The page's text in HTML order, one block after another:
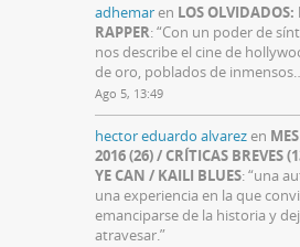
adhemaren LOS OLVIDADOS:
RAPPER: “Con un poder de
nos describe el cine de
de oro, poblados de
Ago 5, 13:49
hector eduardo alvarezen
2016 (26) / CRÍTICAS BREVES
YE CAN / KAILI BLUES: “una
una experiencia en la que
emanciparse de la historia y
atravesar.”